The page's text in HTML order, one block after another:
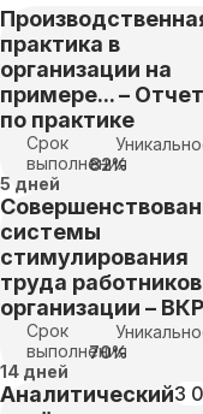
практика в
организации на
примере... – Отчет
по практике
Срок
выполнения
5 дней
82%
системы
стимулирования
труда работников
организации – ВКР
Срок
выполнения
14 дней
70%
Аналитический3